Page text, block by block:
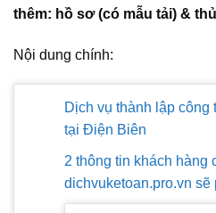
thêm: hồ sơ (có mẫu tải) &
Nội dung chính:
Dịch vụ thành lập công
tại Điện Biên
2 thông tin khách hàng
dichvuketoan.pro.vn sẽ